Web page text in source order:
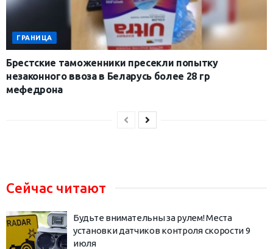
ГРАНИЦА
Брестские таможенники пресекли попытку
незаконного ввоза в Беларусь более 28 гр
мефедрона
Сейчас читают
Будьте внимательны за рулем! Места
установки датчиков контроля скорости 9
июля